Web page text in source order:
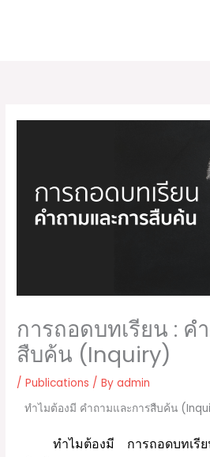
การถอดบทเรียน : ค
สืบค้น (Inquiry)
/Publications / Byadmin
ทำไมต้องมี คำถามและการสืบค้น
ทำไมต้องมี การถอดบทเ